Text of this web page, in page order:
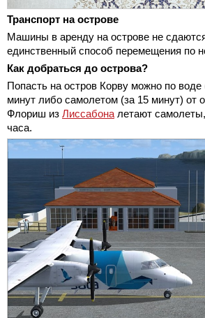
Транспорт на острове
Машины в аренду на острове не
единственный способ перемещения по
Как добраться до острова?
Попасть на остров Корву можно по
минут либо самолетом (за 15 минут) от
Флориш из Лиссабона летают
часа.